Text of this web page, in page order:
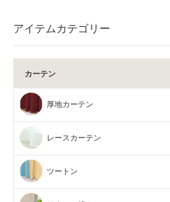
アイテムカテゴリー
カーテン
厚地カーテン
レースカーテン
ツートン